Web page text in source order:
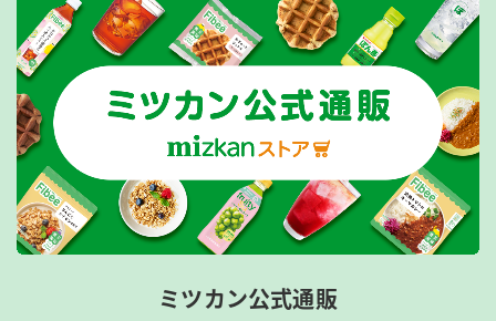
ミツカン公式通販